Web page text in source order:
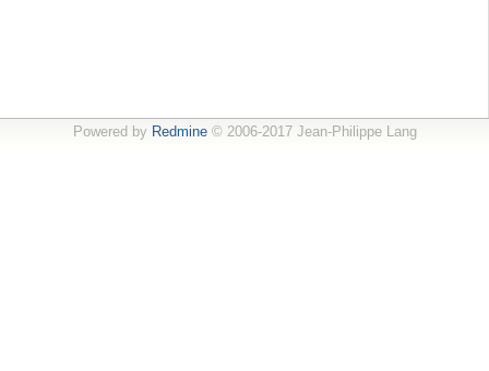
Powered by Redmine© 2006-2017 Jean-Philippe Lang